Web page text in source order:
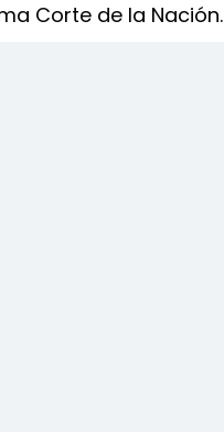
Corte de la Nación.